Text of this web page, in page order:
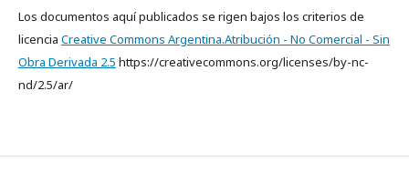
Los documentos aquí publicados se rigen bajos los criterios de
licencia Creative Commons Argentina.Atribución - No Comercial - Sin
Obra Derivada 2.5 https://creativecommons.org/licenses/by-nc-
nd/2.5/ar/